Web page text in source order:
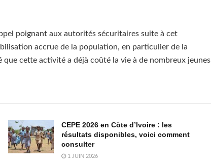
poignant aux autorités sécuritaires suite à cet
accrue de la population, en particulier de la
que cette activité a déjà coûté la vie à de nombreux jeunes
CEPE 2026 en Côte d’Ivoire : les
résultats disponibles, voici comment
consulter
1 JUIN 2026